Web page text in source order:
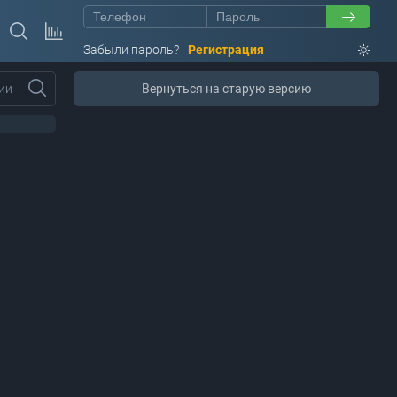
Забыли пароль? Регистрация
Вернуться на старую версию